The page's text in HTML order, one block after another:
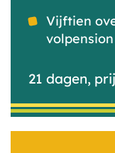
Vijftien
volpension
21 dagen,